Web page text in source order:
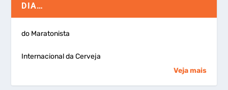
DIA…
do Maratonista
Internacional da Cerveja
Veja mais